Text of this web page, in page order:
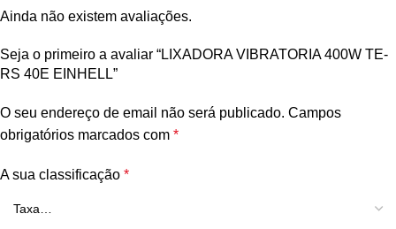
Ainda não existem avaliações.
Seja o primeiro a avaliar “LIXADORA VIBRATORIA 400W TE-
RS 40E EINHELL”
O seu endereço de email não será publicado. Campos
obrigatórios marcados com *
A sua classificação *